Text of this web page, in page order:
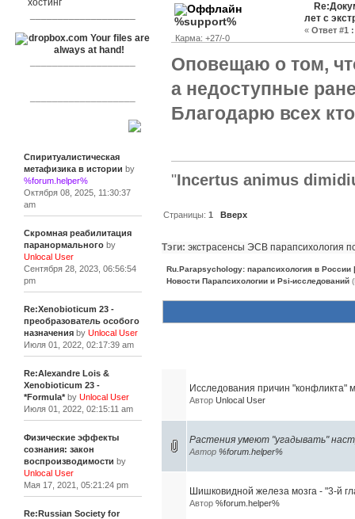
Спиритуалистическая
метафизика в истории by
%forum.helper%
Октября 08, 2025, 11:30:37
am
Скромная реабилитация
паранормальногоby
Unlocal User
Сентября 28, 2023, 06:56:54
pm
Re:Xenobioticum 23 -
преобразователь особого
назначенияby Unlocal User
Июля 01, 2022, 02:17:39 am
Re:Alexandre Lois &
Xenobioticum 23 -
*Formula*by Unlocal User
Июля 01, 2022, 02:15:11 am
Физические эффекты
сознания: закон
воспроизводимости by
Unlocal User
Мая 17, 2021, 05:21:24 pm
Re:Russian Society for
%support%
Карма: +27/-0
лет с
« Ответ #1 :
Оповещаю о том,
а недоступные
Благодарю всех
"Incertus animus
Страницы:1 Вверх
Тэги: экстрасенсы ЭСВ парапсихология
Ru.Parapsychology: парапсихология в
Новости Парапсихологии и Psi-исследований
Исследования причин "конфликта"
Автор Unlocal User
Растения умеют "угадывать"
Автор %forum.helper%
Шишковидной железа мозга - "3-й
Автор %forum.helper%